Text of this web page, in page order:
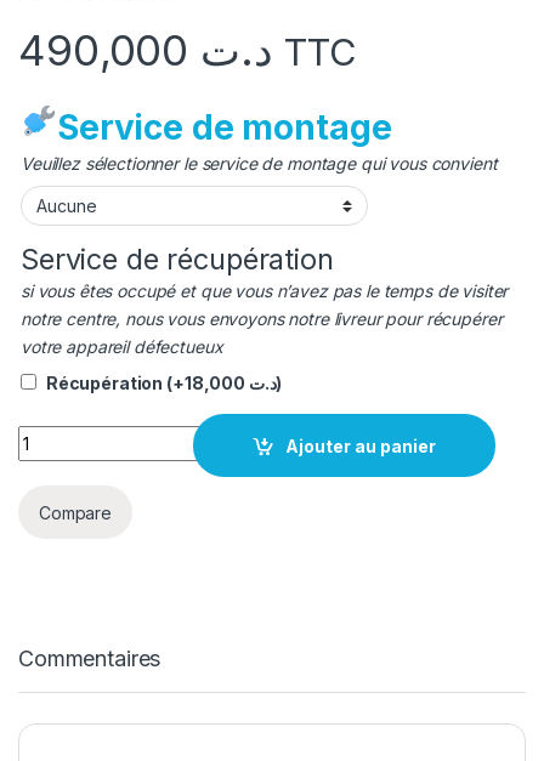
د.ت TTC
Service de montage
Veuillez sélectionner le service de montage qui vous convient
Service de récupération
si vous êtes occupé et que vous n’avez pas le temps de visiter
notre centre, nous vous envoyons notre livreur pour récupérer
votre appareil défectueux
Récupération (+ د.ت)
quantité Afficheur LCD Pixel 6A Original
Ajouter au panier
Compare
Commentaires